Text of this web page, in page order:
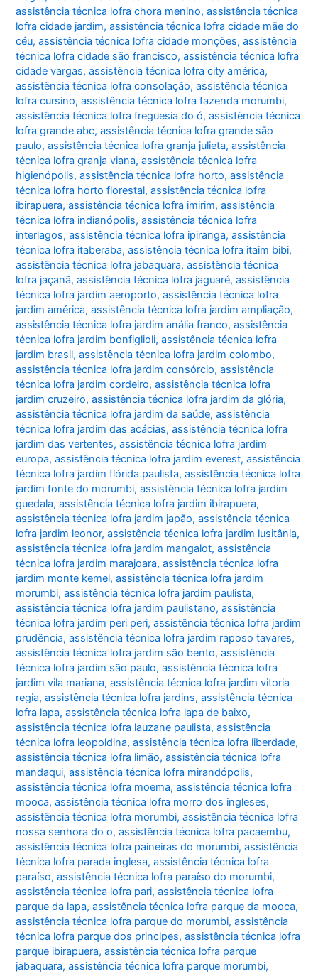
assistência técnica lofra chora menino,assistência técnica
lofra cidade jardim,assistência técnica lofra cidade mãe do
céu,assistência técnica lofra cidade monções,assistência
técnica lofra cidade são francisco,assistência técnica lofra
cidade vargas,assistência técnica lofra city américa,
assistência técnica lofra consolação,assistência técnica
lofra cursino,assistência técnica lofra fazenda morumbi,
assistência técnica lofra freguesia do ó,assistência técnica
lofra grande abc,assistência técnica lofra grande são
paulo,assistência técnica lofra granja julieta,assistência
técnica lofra granja viana,assistência técnica lofra
higienópolis,assistência técnica lofra horto,assistência
técnica lofra horto florestal,assistência técnica lofra
ibirapuera,assistência técnica lofra imirim,assistência
técnica lofra indianópolis,assistência técnica lofra
interlagos,assistência técnica lofra ipiranga,assistência
técnica lofra itaberaba,assistência técnica lofra itaim bibi,
assistência técnica lofra jabaquara,assistência técnica
lofra jaçanã,assistência técnica lofra jaguaré,assistência
técnica lofra jardim aeroporto,assistência técnica lofra
jardim américa,assistência técnica lofra jardim ampliação,
assistência técnica lofra jardim anália franco,assistência
técnica lofra jardim bonfiglioli,assistência técnica lofra
jardim brasil,assistência técnica lofra jardim colombo,
assistência técnica lofra jardim consórcio,assistência
técnica lofra jardim cordeiro,assistência técnica lofra
jardim cruzeiro,assistência técnica lofra jardim da glória,
assistência técnica lofra jardim da saúde,assistência
técnica lofra jardim das acácias,assistência técnica lofra
jardim das vertentes,assistência técnica lofra jardim
europa,assistência técnica lofra jardim everest,assistência
técnica lofra jardim flórida paulista,assistência técnica lofra
jardim fonte do morumbi,assistência técnica lofra jardim
guedala,assistência técnica lofra jardim ibirapuera,
assistência técnica lofra jardim japão,assistência técnica
lofra jardim leonor,assistência técnica lofra jardim lusitânia,
assistência técnica lofra jardim mangalot,assistência
técnica lofra jardim marajoara,assistência técnica lofra
jardim monte kemel,assistência técnica lofra jardim
morumbi,assistência técnica lofra jardim paulista,
assistência técnica lofra jardim paulistano,assistência
técnica lofra jardim peri peri,assistência técnica lofra jardim
prudência,assistência técnica lofra jardim raposo tavares,
assistência técnica lofra jardim são bento,assistência
técnica lofra jardim são paulo,assistência técnica lofra
jardim vila mariana,assistência técnica lofra jardim vitoria
regia,assistência técnica lofra jardins,assistência técnica
lofra lapa,assistência técnica lofra lapa de baixo,
assistência técnica lofra lauzane paulista,assistência
técnica lofra leopoldina,assistência técnica lofra liberdade,
assistência técnica lofra limão,assistência técnica lofra
mandaqui,assistência técnica lofra mirandópolis,
assistência técnica lofra moema,assistência técnica lofra
mooca,assistência técnica lofra morro dos ingleses,
assistência técnica lofra morumbi,assistência técnica lofra
nossa senhora do o,assistência técnica lofra pacaembu,
assistência técnica lofra paineiras do morumbi,assistência
técnica lofra parada inglesa,assistência técnica lofra
paraíso,assistência técnica lofra paraíso do morumbi,
assistência técnica lofra pari,assistência técnica lofra
parque da lapa,assistência técnica lofra parque da mooca,
assistência técnica lofra parque do morumbi,assistência
técnica lofra parque dos principes,assistência técnica lofra
parque ibirapuera,assistência técnica lofra parque
jabaquara,assistência técnica lofra parque morumbi,